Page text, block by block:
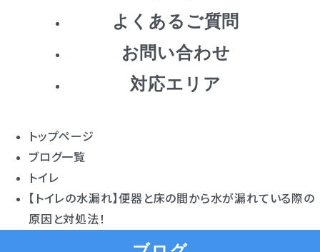
よくあるご質問
お問い合わせ
対応エリア
トップページ
ブログ一覧
トイレ
【トイレの水漏れ】便器と床の間から水が漏れている際の
原因と対処法！